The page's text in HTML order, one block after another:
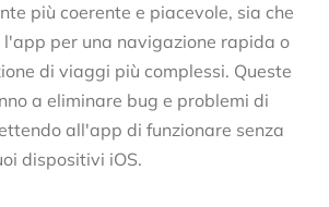
più coerente e piacevole, sia che
per una navigazione rapida o
di viaggi più complessi. Queste
a eliminare bug e problemi di
all'app di funzionare senza
dispositivi iOS.